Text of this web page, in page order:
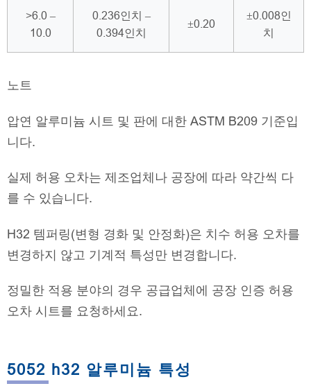
>6.0 –
10.0
0.236인치 –
0.394인치
±0.20
±0.008인
치
노트
압연 알루미늄 시트 및 판에 대한 ASTM B209 기준입
니다.
실제 허용 오차는 제조업체나 공장에 따라 약간씩 다
를 수 있습니다.
H32 템퍼링(변형 경화 및 안정화)은 치수 허용 오차를
변경하지 않고 기계적 특성만 변경합니다.
정밀한 적용 분야의 경우 공급업체에 공장 인증 허용
오차 시트를 요청하세요.
5052 h32 알루미늄 특성